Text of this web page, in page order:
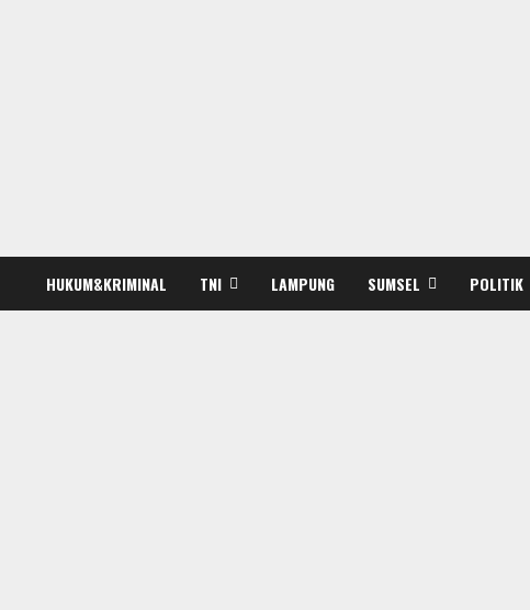
HUKUM&KRIMINAL TNI LAMPUNG SUMSEL POLITIK